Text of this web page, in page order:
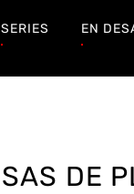
SERIES EN
DE